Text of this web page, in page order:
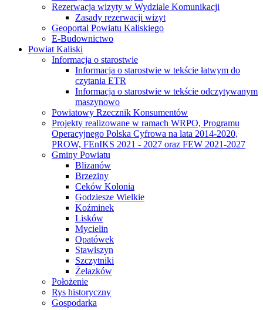
Rezerwacja wizyty w Wydziale Komunikacji
Zasady rezerwacji wizyt
Geoportal Powiatu Kaliskiego
E-Budownictwo
Powiat Kaliski
Informacja o starostwie
Informacja o starostwie w tekście łatwym do
czytania ETR
Informacja o starostwie w tekście odczytywanym
maszynowo
Powiatowy Rzecznik Konsumentów
Projekty realizowane w ramach WRPO, Programu
Operacyjnego Polska Cyfrowa na lata 2014-2020,
PROW, FEnIKS 2021 - 2027 oraz FEW 2021-2027
Gminy Powiatu
Blizanów
Brzeziny
Ceków Kolonia
Godziesze Wielkie
Koźminek
Lisków
Mycielin
Opatówek
Stawiszyn
Szczytniki
Żelazków
Położenie
Rys historyczny
Gospodarka